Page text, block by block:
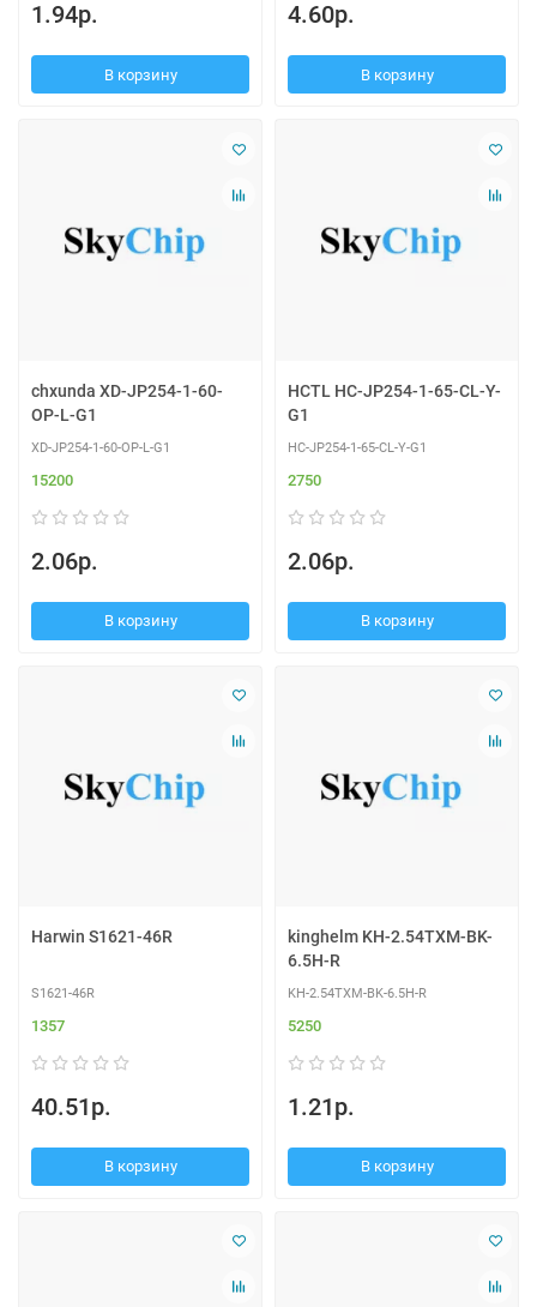
1.94р.
В корзину
4.60р.
В корзину
chxunda XD-JP254-1-60-
OP-L-G1
XD-JP254-1-60-OP-L-G1
15200
2.06р.
В корзину
HCTL HC-JP254-1-65-CL-Y-
G1
HC-JP254-1-65-CL-Y-G1
2750
2.06р.
В корзину
Harwin S1621-46R
S1621-46R
1357
40.51р.
В корзину
kinghelm KH-2.54TXM-BK-
6.5H-R
KH-2.54TXM-BK-6.5H-R
5250
1.21р.
В корзину